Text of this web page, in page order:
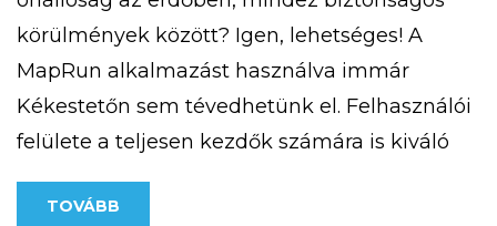
körülmények között? Igen, lehetséges! A
MapRun alkalmazást használva immár
Kékestetőn sem tévedhetünk el. Felhasználói
felülete a teljesen kezdők számára is kiváló
lehetőséget nyújt a tájékozódási ismeretek
megszerzésében. Kékestetőn négy,
TOVÁBB